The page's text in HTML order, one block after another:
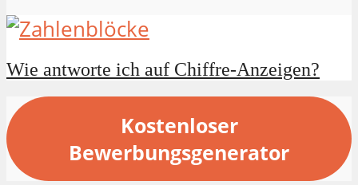
Wie antworte ich auf Chiffre-Anzeigen?
Kostenloser
Bewerbungsgenerator